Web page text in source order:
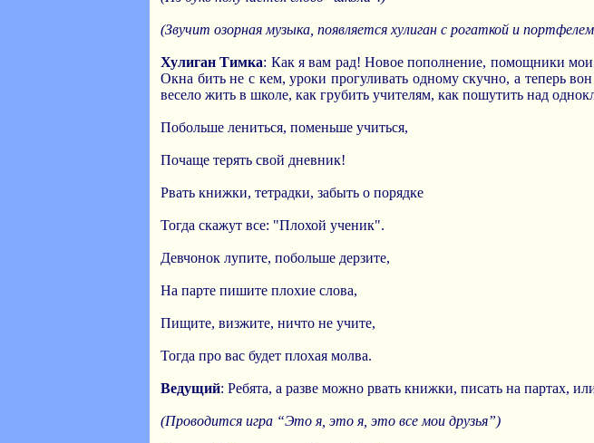
(Звучит озорная музыка, появляется хулиган с рогаткой и
Хулиган Тимка: Как я вам рад! Новое пополнение, помощники мои
Окна бить не с кем, уроки прогуливать одному скучно, а теперь
весело жить в школе, как грубить учителям, как пошутить над
Побольше лениться, поменьше учиться,
Почаще терять свой дневник!
Рвать книжки, тетрадки, забыть о порядке
Тогда скажут все: "Плохой ученик".
Девчонок лупите, побольше дерзите,
На парте пишите плохие слова,
Пищите, визжите, ничто не учите,
Тогда про вас будет плохая молва.
Ведущий: Ребята, а разве можно рвать книжки, писать на партах,
(Проводится игра “Это я, это я, это все мои друзья”)